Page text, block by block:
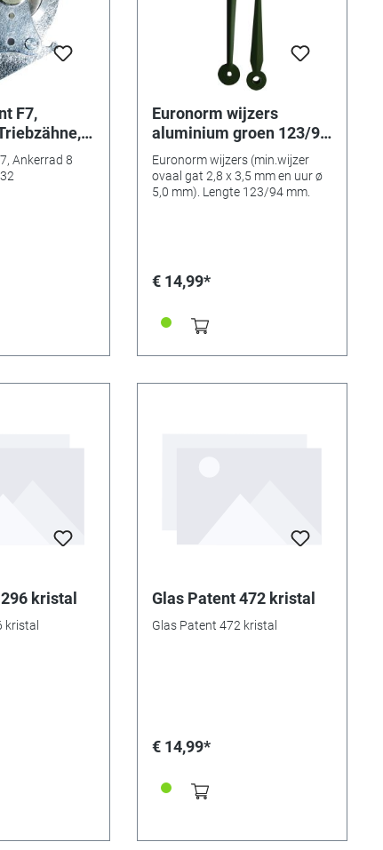
F7,
Ankerrad 8
Euronorm wijzers
aluminium groen 123/94
mm
Euronorm wijzers (min.wijzer
ovaal gat 2,8 x 3,5 mm en uur ø
5,0 mm). Lengte 123/94 mm.
€ 14,99*
kristal
kristal
Glas Patent 472 kristal
Glas Patent 472 kristal
€ 14,99*